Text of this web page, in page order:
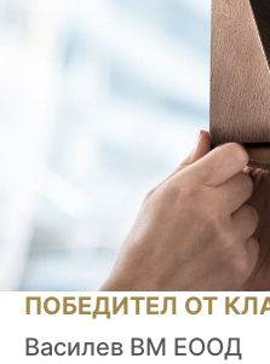
ПОБЕДИТЕЛ ОТ
Василев ВМ ЕООД